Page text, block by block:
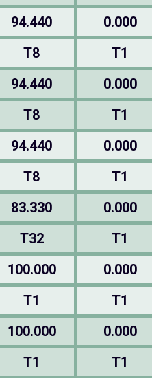
94.440 0.000
T8 T1
94.440 0.000
T8 T1
94.440 0.000
T8 T1
83.330 0.000
T32 T1
100.000 0.000
T1 T1
100.000 0.000
T1 T1